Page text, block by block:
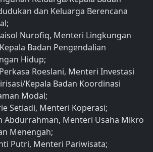
dan Keluarga Berencana
Nurofiq, Menteri Lingkungan
Badan Pengendalian
Hidup;
Roeslani, Menteri Investasi
Kepala Badan Koordinasi
Modal;
Setiadi, Menteri Koperasi;
Abdurrahman, Menteri Usaha Mikro
Menengah;
Putri, Menteri Pariwisata;